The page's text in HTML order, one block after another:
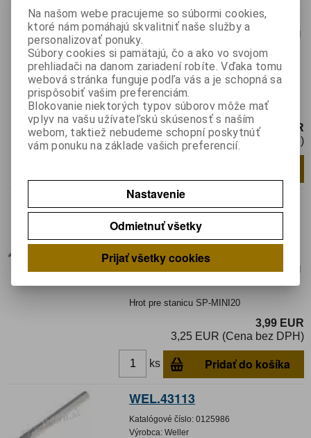
Záruka (mesiacov):
24
Termín dodania(prac.dni)-platí pre sklad
LIESKOVEC
skladom
Hmotnosť:
0,01 kg
Hmotnosť balenia:
0,01 kg
Hrot dlhý okrúhly kónický a=0,4mm, pre
LR21
9,43 EUR
7,86 EUR (Cena bez DPH)
SP-D 32
Katalógové číslo:0123798
Výrobca:Solder Peak
Záruka (mesiacov):
Termín dodania(prac.dni)-platí pre sklad
Hrot pre stanicu SP-MINI20
3,99 EUR
3,25 EUR (Cena bez DPH)
ks Pridať do košíka
WEL.43113
Katalógové číslo: 0125986
Výrobca: Weller
Na našom webe pracujeme so súbormi cookies,
ktoré nám pomáhajú skvalitniť naše služby a
personalizovať ponuky.
Súbory cookies si pamätajú, čo a ako vo svojom
prehliadači na danom zariadení robíte. Vďaka tomu
webová stránka funguje podľa vás a je schopná sa
prispôsobiť vašim preferenciám.
Blokovanie niektorých typov súborov môže mať
vplyv na vašu užívateľskú skúsenosť s naším
webom, taktiež nebudeme schopní poskytnúť
vám ponuku na základe vašich preferencií.
Nastavenie
Odmietnuť všetky
Prijať všetky cookies